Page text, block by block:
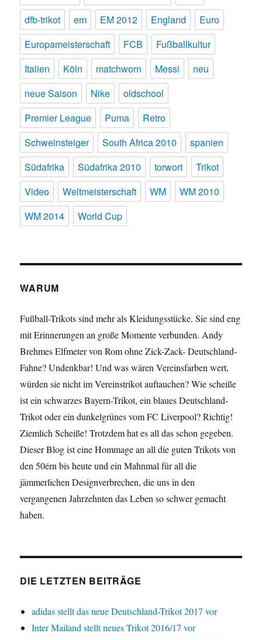
dfb-trikot
em EM 2012 England
Euro
Europameisterschaft
FCB
Fußballkultur
Italien
Köln matchworn Messi
neu
neue Saison
Nike
oldschool
Premier League
Puma
Retro
Schweinsteiger
South Africa 2010
spanien
Südafrika
Südafrika 2010 torwort
Trikot
Video
Weltmeisterschaft WM
WM 2010
WM 2014
World Cup
WARUM
Fußball-Trikots sind mehr als Kleidungsstücke. Sie sind eng
mit Erinnerungen an große Momente verbunden. Andy
Brehmes Elfmeter von Rom ohne Zick-Zack- Deutschland-
Fahne? Undenkbar! Und was wären Vereinsfarben wert,
würden sie nicht im Vereinstrikot auftauchen? Wie scheiße
ist ein schwarzes Bayern-Trikot, ein blaues Deutschland-
Trikot oder ein dunkelgrünes vom FC Liverpool? Richtig!
Ziemlich Scheiße! Trotzdem hat es all das schon gegeben.
Dieser Blog ist eine Hommage an all die guten Trikots von
den 50érn bis heute und ein Mahnmal für all die
jämmerlichen Designverbrechen, die uns in den
vergangenen Jahrzehnten das Leben so schwer gemacht
haben.
DIE LETZTEN BEITRÄGE
adidas stellt das neue Deutschland-Trikot 2017 vor
Inter Mailand stellt neues Trikot 2016/17 vor